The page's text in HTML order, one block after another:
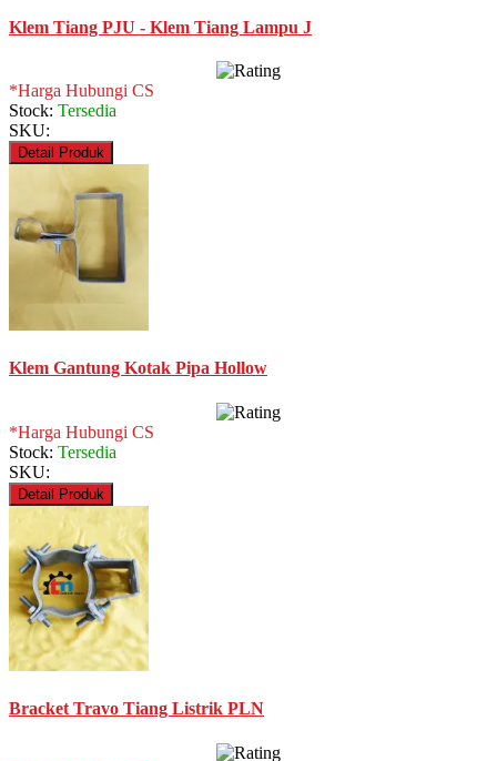
Klem Tiang PJU - Klem Tiang Lampu J
*Harga Hubungi CS
Stock: Tersedia
SKU:
Detail Produk
Klem Gantung Kotak Pipa Hollow
*Harga Hubungi CS
Stock: Tersedia
SKU:
Detail Produk
Bracket Travo Tiang Listrik PLN